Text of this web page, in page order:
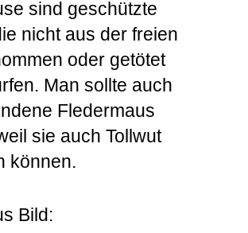
sind geschützte
nicht aus der freien
oder getötet
Man sollte auch
Fledermaus
sie auch Tollwut
können.
Bild: